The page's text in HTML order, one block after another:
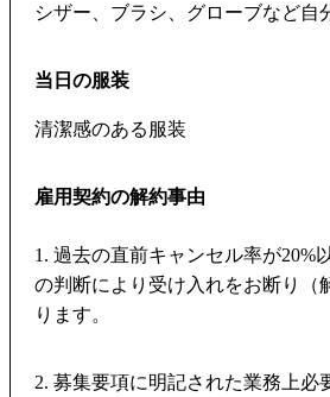
シザー、ブラシ、グローブなど自
当日の服装
清潔感のある服装
雇用契約の解約事由
1. 過去の直前キャンセル率が20%
の判断により受け入れをお断り（
ります。
2. 募集要項に明記された業務上必